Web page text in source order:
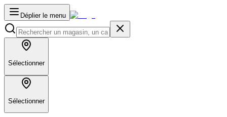
Déplier le menu
Sélectionner
Sélectionner